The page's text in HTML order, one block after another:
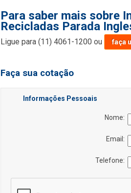
Para saber mais sobre
Recicladas Parada
Ligue para(11) 4061-1200 ou faça
Faça sua cotação
Informações Pessoais
Nome:
Email:
Telefone: